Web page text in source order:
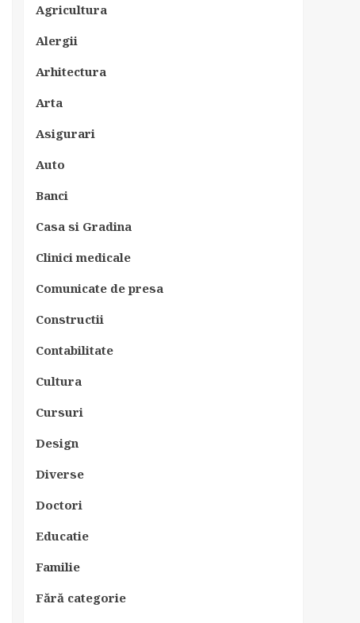
Agricultura
Alergii
Arhitectura
Arta
Asigurari
Auto
Banci
Casa si Gradina
Clinici medicale
Comunicate de presa
Constructii
Contabilitate
Cultura
Cursuri
Design
Diverse
Doctori
Educatie
Familie
Fără categorie